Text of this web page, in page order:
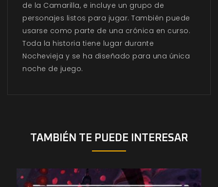
de la Camarilla, e incluye un grupo de
personajes listos para jugar. También puede
usarse como parte de una crónica en curso.
Toda la historia tiene lugar durante
Nochevieja y se ha diseñado para una única
noche de juego.
TAMBIÉN TE PUEDE INTERESAR